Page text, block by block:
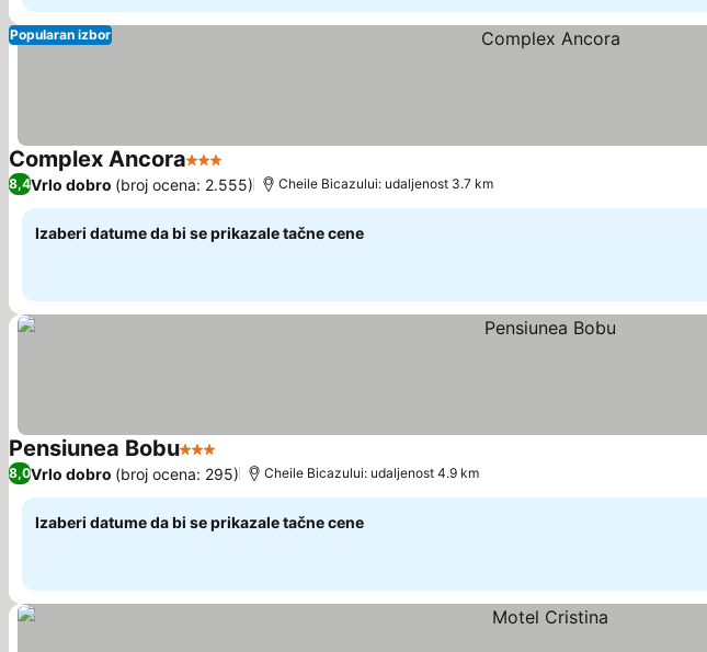
Popularan izbor
Complex Ancora3 Zvezdice
8,4Vrlo dobro (broj ocena: 2.555) Cheile Bicazului: udaljenost 3.7 km
Izaberi datume da bi se prikazale tačne cene
Pensiunea Bobu3 Zvezdice
8,0Vrlo dobro (broj ocena: 295) Cheile Bicazului: udaljenost 4.9 km
Izaberi datume da bi se prikazale tačne cene